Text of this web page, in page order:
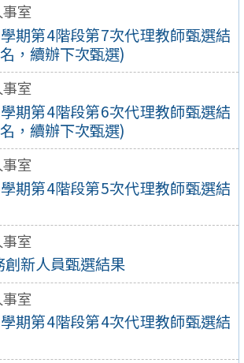
事室
期第4階段第7次代理教師甄選結
，續辦下次甄選)
事室
期第4階段第6次代理教師甄選結
，續辦下次甄選)
事室
期第4階段第5次代理教師甄選結
事室
新人員甄選結果
事室
期第4階段第4次代理教師甄選結